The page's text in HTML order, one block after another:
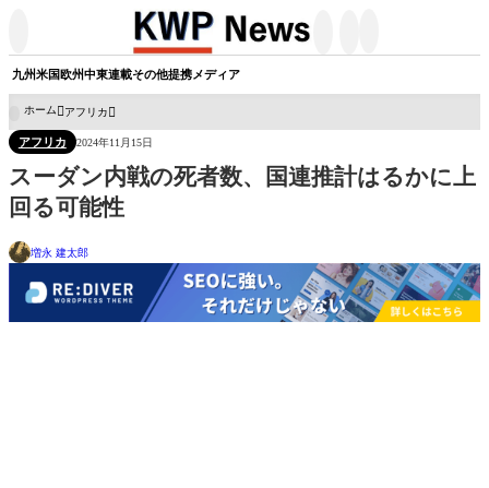
九州米国欧州中東連載その他提携メディア
ホーム アフリカ
アフリカ 2024年11月15日
スーダン内戦の死者数、国連推計はるかに上
回る可能性
増永 建太郎